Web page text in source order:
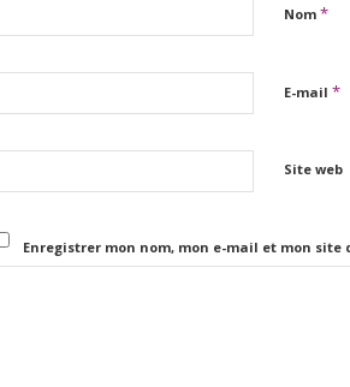
Nom *
E-mail *
Site web
Enregistrer mon nom, mon e-mail et mon